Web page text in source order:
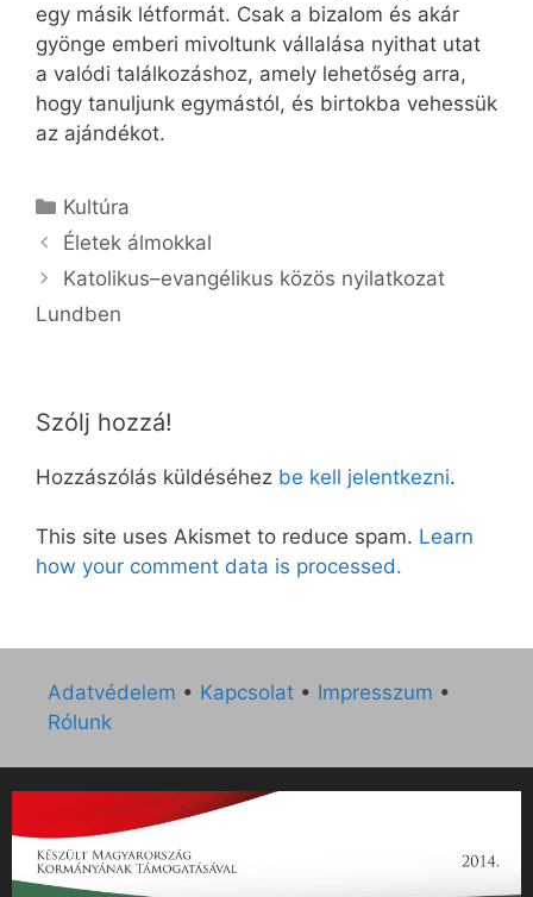
egy másik létformát. Csak a bizalom és akár
gyönge emberi mivoltunk vállalása nyithat utat
a valódi találkozáshoz, amely lehetőség arra,
hogy tanuljunk egymástól, és birtokba vehessük
az ajándékot.
Kategória
Kultúra
Életek álmokkal
Katolikus–evangélikus közös nyilatkozat
Lundben
Szólj hozzá!
Hozzászólás küldéséhez be kell jelentkezni.
This site uses Akismet to reduce spam. Learn
how your comment data is processed.
Adatvédelem • Kapcsolat • Impresszum •
Rólunk